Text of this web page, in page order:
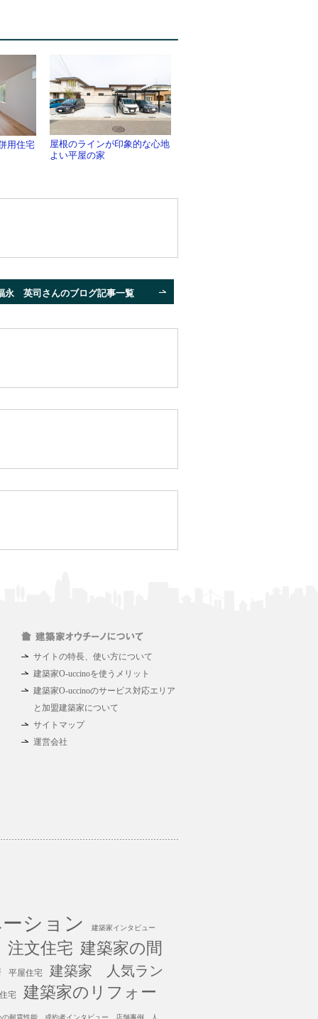
用住宅
屋根のラインが印象的な心地
よい平屋の家
永 英司さんのブログ記事一覧
サイトの特長、使い方について
建築家O-uccinoを使うメリット
建築家O-uccinoのサービス対応エリア
と加盟建築家について
サイトマップ
運営会社
ション 建築家インタビュー
文住宅 建築家の間
平屋住宅
建築家 人気ラン
宅
建築家のリフォー
の耐震性能 成約者インタビュー 店舗事例 人